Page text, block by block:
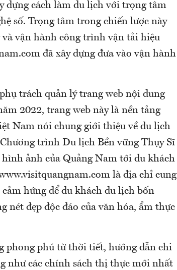
dựng cách làm du lịch với trọng tâm
số. Trọng tâm trong chiến lược này
vận hành công trình vận tải hiệu
đã xây dựng đưa vào vận hành
trách quản lý trang web nội dung
2022, trang web này là nền tảng
Nam nói chung giới thiệu về du lịch
Chương trình Du lịch Bền vững Thụy Sĩ
hình ảnh của Quảng Nam tới du khách
là địa chỉ cung
hứng để du khách du lịch bốn
nét đẹp độc đáo của văn hóa, ẩm thực
phong phú từ thời tiết, hướng dẫn chi
như các chính sách thị thực mới nhất